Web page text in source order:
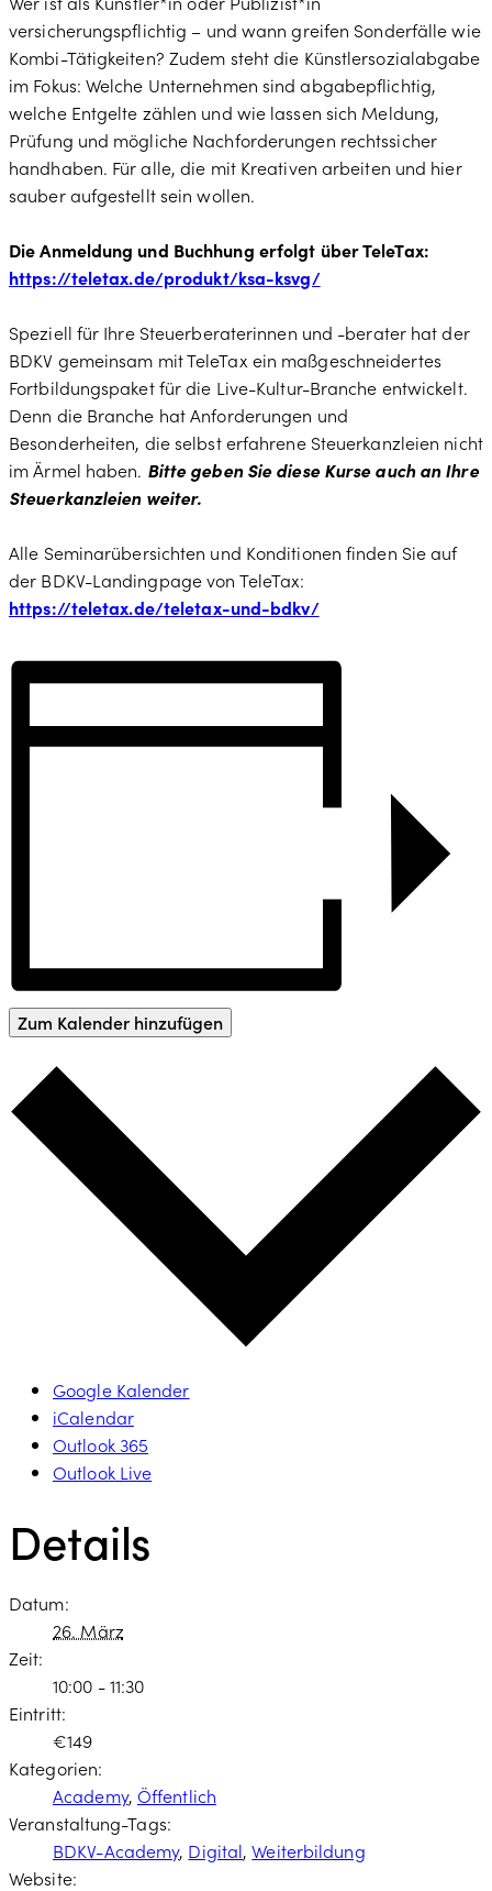
versicherungspflichtig – und wann greifen Sonderfälle wie
Kombi-Tätigkeiten? Zudem steht die Künstlersozialabgabe
im Fokus: Welche Unternehmen sind abgabepflichtig,
welche Entgelte zählen und wie lassen sich Meldung,
Prüfung und mögliche Nachforderungen rechtssicher
handhaben. Für alle, die mit Kreativen arbeiten und hier
sauber aufgestellt sein wollen.
Die Anmeldung und Buchhung erfolgt über TeleTax:
https://teletax.de/produkt/ksa-ksvg/
Speziell für Ihre Steuerberaterinnen und -berater hat der
BDKV gemeinsam mit TeleTax ein maßgeschneidertes
Fortbildungspaket für die Live-Kultur-Branche entwickelt.
Denn die Branche hat Anforderungen und
Besonderheiten, die selbst erfahrene Steuerkanzleien nicht
im Ärmel haben. Bitte geben Sie diese Kurse auch an Ihre
Steuerkanzleien weiter.
Alle Seminarübersichten und Konditionen finden Sie auf
der BDKV-Landingpage von TeleTax:
https://teletax.de/teletax-und-bdkv/
Zum Kalender hinzufügen
Google Kalender
iCalendar
Outlook 365
Outlook Live
Details
Datum:
26. März
Zeit:
10:00 - 11:30
Eintritt:
€149
Kategorien:
Academy, Öffentlich
Veranstaltung-Tags:
BDKV-Academy, Digital,Weiterbildung
Website: